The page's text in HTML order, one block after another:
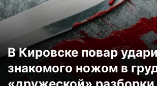
В Кировске повар
знакомого ножом в